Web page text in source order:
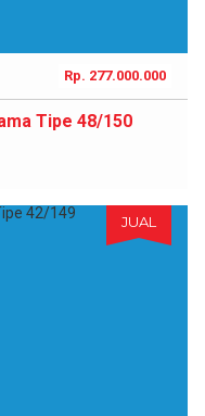
Rp. 277.000.000
Tipe 48/150
JUAL